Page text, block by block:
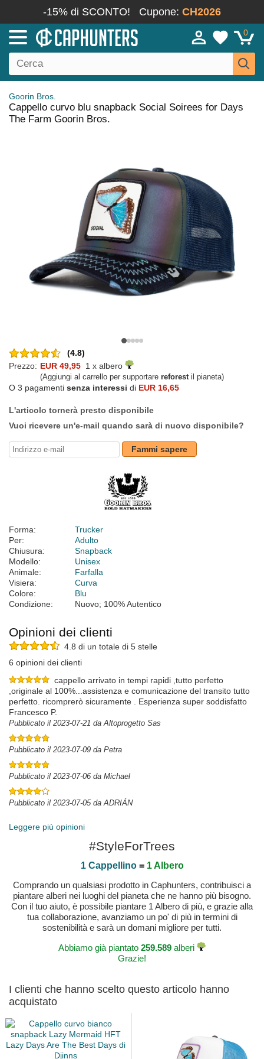
-15% di SCONTO! Cupone: CH2026
0
Goorin Bros.
Cappello curvo blu snapback Social Soirees for Days
The Farm Goorin Bros.
(4.8)
Prezzo: EUR 49,95 1 x albero
(Aggiungi al carrello per supportare reforestil pianeta)
O 3 pagamenti senza interessi di EUR 16,65
L'articolo tornerà presto disponibile
Vuoi ricevere un'e-mail quando sarà di nuovo disponibile?
Fammi sapere
Forma:
Trucker
Per:
Adulto
Chiusura:
Snapback
Modello:
Unisex
Animale:
Farfalla
Visiera:
Curva
Colore:
Blu
Condizione:
Nuovo; 100% Autentico
Opinioni dei clienti
4.8 di un totale di 5 stelle
6 opinioni dei clienti
cappello arrivato in tempi rapidi ,tutto perfetto
,originale al 100%...assistenza e comunicazione del transito tutto
perfetto. ricomprerò sicuramente . Esperienza super soddisfatto
Francesco P.
Pubblicato il 2023-07-21 da Altoprogetto Sas
Pubblicato il 2023-07-09 da Petra
Pubblicato il 2023-07-06 da Michael
Pubblicato il 2023-07-05 da ADRIÁN
Leggere più opinioni
#StyleForTrees
1 Cappellino= 1 Albero
Comprando un qualsiasi prodotto in Caphunters, contribuisci a
piantare alberi nei luoghi del pianeta che ne hanno più bisogno.
Con il tuo aiuto, è possibile piantare 1 Albero di più, e grazie alla
tua collaborazione, avanziamo un po' di più in termini di
sostenibilità e sarà un domani migliore per tutti.
Abbiamo già piantato 259.589 alberi
Grazie!
I clienti che hanno scelto questo articolo hanno
acquistato